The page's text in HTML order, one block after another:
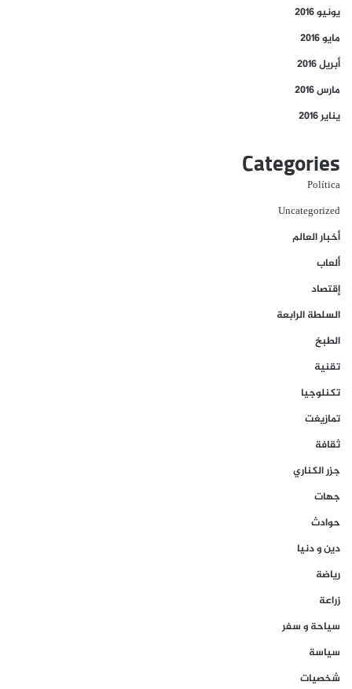
يونيو 2016
مايو 2016
أبريل 2016
مارس 2016
يناير 2016
Categories
Política
Uncategorized
أخبار العالم
ألعاب
إقتصاد
السلطة الرابعة
الطبخ
تقنية
تكنلوجيا
تمازيغت
ثقافة
جزر الكناري
جهات
حوادث
دين و دنيا
رياضة
زراعة
سياحة و سفر
سياسة
شخصيات